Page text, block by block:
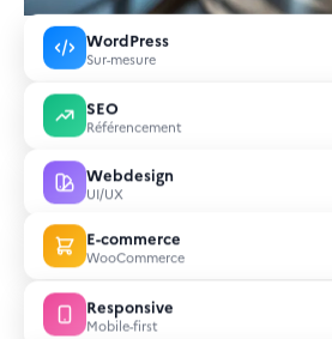
WordPress
Sur-mesure
SEO
Référencement
Webdesign
UI/UX
E-commerce
WooCommerce
Responsive
Mobile-first